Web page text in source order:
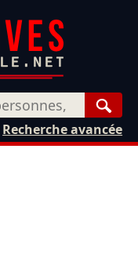
Recherche avancée